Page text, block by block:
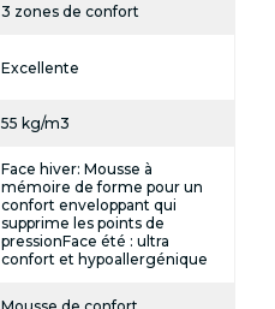
3 zones de confort
Excellente
55 kg/m3
Face hiver: Mousse à
mémoire de forme pour un
confort enveloppant qui
supprime les points de
pressionFace été : ultra
confort et hypoallergénique